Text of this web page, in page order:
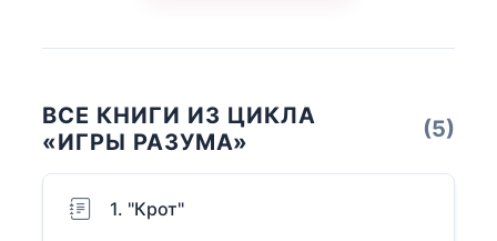
ВСЕ КНИГИ ИЗ ЦИКЛА
«ИГРЫ РАЗУМА»
(5)
1. "Крот"